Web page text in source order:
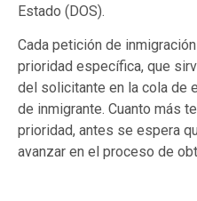
Estado (DOS).
Cada petición de
prioridad específica, que
del solicitante en la cola de
de inmigrante. Cuanto más
prioridad, antes se espera
avanzar en el proceso de